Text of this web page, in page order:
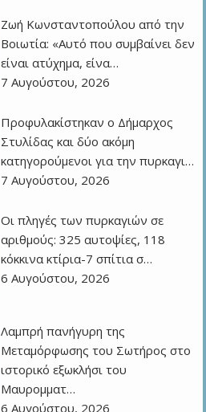
Ζωή Κωνσταντοπούλου από την
Βοιωτία: «Αυτό που συμβαίνει δεν
είναι ατύχημα, είνα…
7 Αυγούστου, 2026
Προφυλακίστηκαν ο Δήμαρχος
Στυλίδας και δύο ακόμη
κατηγορούμενοι για την πυρκαγι…
7 Αυγούστου, 2026
Οι πληγές των πυρκαγιών σε
αριθμούς: 325 αυτοψίες, 118
κόκκινα κτίρια-7 σπίτια σ…
6 Αυγούστου, 2026
Λαμπρή πανήγυρη της
Μεταμόρφωσης του Σωτήρος στο
ιστορικό εξωκλήσι του
Μαυρομματ…
6 Αυγούστου, 2026